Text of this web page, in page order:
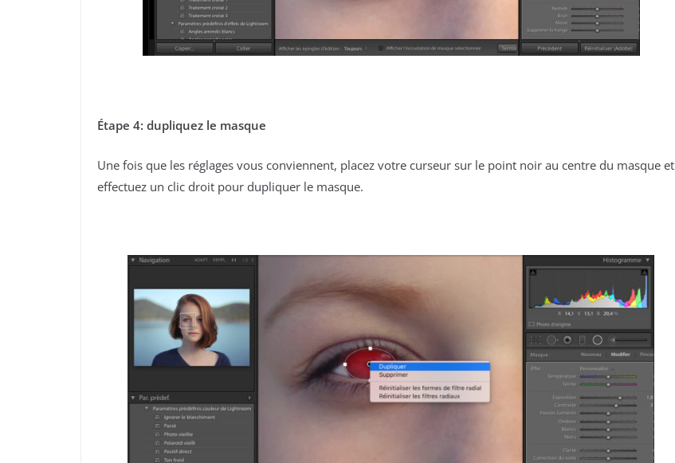
Étape 4: dupliquez le masque
Une fois que les réglages vous conviennent, placez votre curseur sur le point noir au centre du masque et
effectuez un clic droit pour dupliquer le masque.